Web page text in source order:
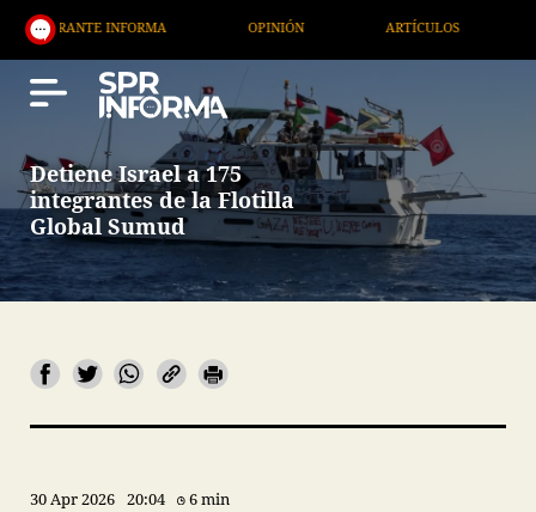
INFORMA ARTÍCULOS
Detiene Israel a 175
integrantes de la Flotilla
Global Sumud
30 Apr 2026 20:04 6 min